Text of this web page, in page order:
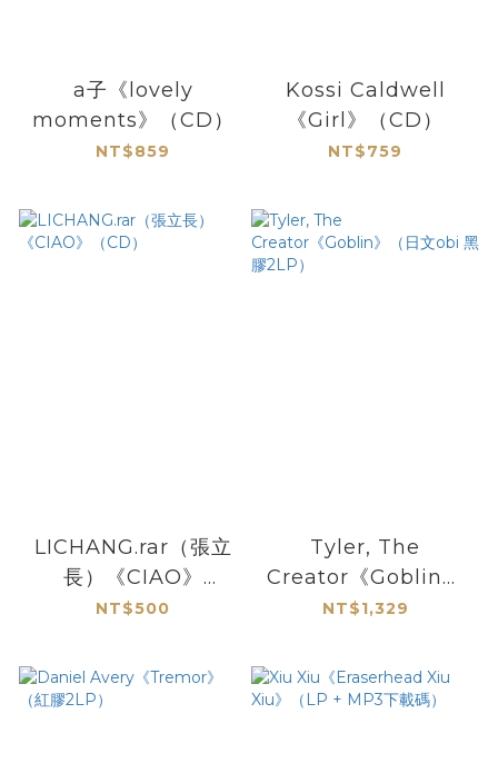
a子《lovely
moments》（CD）
NT$859
Kossi Caldwell
《Girl》（CD）
NT$759
LICHANG.rar（張立
長）《CIAO》
（CD）
NT$500
Tyler, The
Creator《Goblin》
（日文obi 黑膠2LP）
NT$1,329